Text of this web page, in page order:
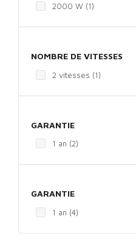
2000 W (1)
NOMBRE DE VITESSES
2 vitesses (1)
GARANTIE
1 an (2)
GARANTIE
1 an (4)